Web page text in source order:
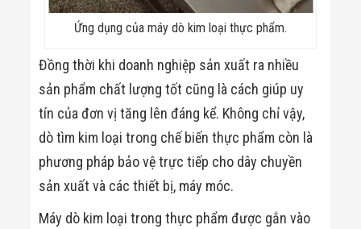
Ứng dụng của máy dò kim loại thực phẩm.
Đồng thời khi doanh nghiệp sản xuất ra nhiều
sản phẩm chất lượng tốt cũng là cách giúp uy
tín của đơn vị tăng lên đáng kể. Không chỉ vậy,
dò tìm kim loại trong chế biến thực phẩm còn là
phương pháp bảo vệ trực tiếp cho dây chuyền
sản xuất và các thiết bị, máy móc.
​Máy dò kim loại trong thực phẩm được gắn vào